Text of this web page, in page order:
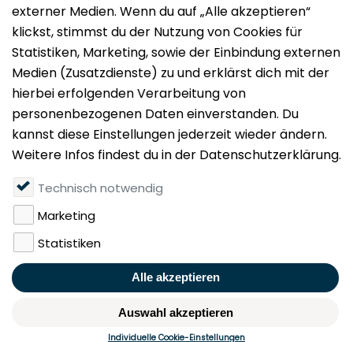
Impressum
Datenschutz
Nutzungsbedingungen
Mieten
Vermieten
Über uns
Presse
Geldwäschegesetz
Rufen Sie uns gerne an:
+49 (0)40 349 14 194